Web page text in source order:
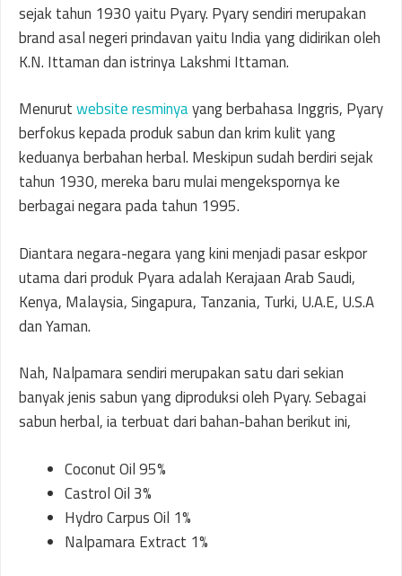
sejak tahun 1930 yaitu Pyary. Pyary sendiri merupakan
brand asal negeri prindavan yaitu India yang didirikan oleh
K.N. Ittaman dan istrinya Lakshmi Ittaman.
Menurutwebsite resminyayang berbahasa Inggris, Pyary
berfokus kepada produk sabun dan krim kulit yang
keduanya berbahan herbal. Meskipun sudah berdiri sejak
tahun 1930, mereka baru mulai mengekspornya ke
berbagai negara pada tahun 1995.
Diantara negara-negara yang kini menjadi pasar eskpor
utama dari produk Pyara adalah Kerajaan Arab Saudi,
Kenya, Malaysia, Singapura, Tanzania, Turki, U.A.E, U.S.A
dan Yaman.
Nah, Nalpamara sendiri merupakan satu dari sekian
banyak jenis sabun yang diproduksi oleh Pyary. Sebagai
sabun herbal, ia terbuat dari bahan-bahan berikut ini,
Coconut Oil 95%
Castrol Oil 3%
Hydro Carpus Oil 1%
Nalpamara Extract 1%